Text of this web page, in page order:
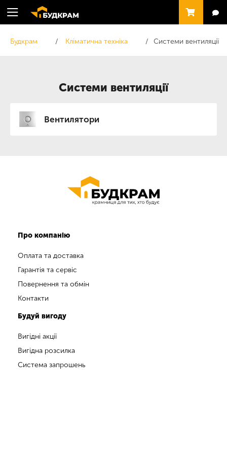
Будкрам Кліматична техніка Системи вентиляції
Системи вентиляції
Вентилятори
Про компанію
Оплата та доставка
Гарантія та сервіс
Повернення та обмін
Контакти
Будуй вигоду
Вигідні акції
Вигідна розсилка
Система запрошень